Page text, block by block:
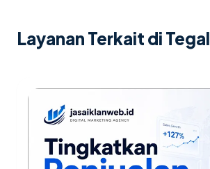
Layanan Terkait di Tegal